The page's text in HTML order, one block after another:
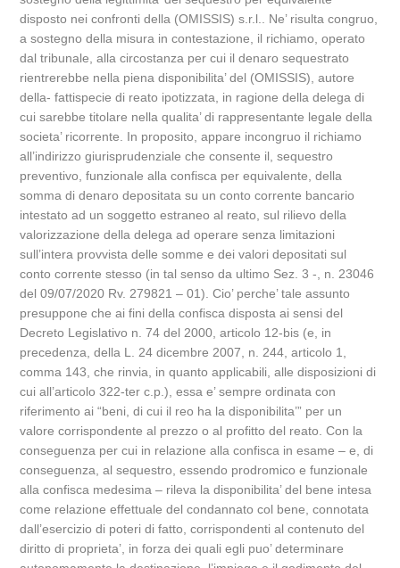
disposto nei confronti della (OMISSIS) s.r.l.. Ne’ risulta congruo,
a sostegno della misura in contestazione, il richiamo, operato
dal tribunale, alla circostanza per cui il denaro sequestrato
rientrerebbe nella piena disponibilita’ del (OMISSIS), autore
della- fattispecie di reato ipotizzata, in ragione della delega di
cui sarebbe titolare nella qualita’ di rappresentante legale della
societa’ ricorrente. In proposito, appare incongruo il richiamo
all’indirizzo giurisprudenziale che consente il, sequestro
preventivo, funzionale alla confisca per equivalente, della
somma di denaro depositata su un conto corrente bancario
intestato ad un soggetto estraneo al reato, sul rilievo della
valorizzazione della delega ad operare senza limitazioni
sull’intera provvista delle somme e dei valori depositati sul
conto corrente stesso (in tal senso da ultimo Sez. 3 -, n. 23046
del 09/07/2020 Rv. 279821 – 01). Cio’ perche’ tale assunto
presuppone che ai fini della confisca disposta ai sensi del
Decreto Legislativo n. 74 del 2000, articolo 12-bis (e, in
precedenza, della L. 24 dicembre 2007, n. 244, articolo 1,
comma 143, che rinvia, in quanto applicabili, alle disposizioni di
cui all’articolo 322-ter c.p.), essa e’ sempre ordinata con
riferimento ai “beni, di cui il reo ha la disponibilita’” per un
valore corrispondente al prezzo o al profitto del reato. Con la
conseguenza per cui in relazione alla confisca in esame – e, di
conseguenza, al sequestro, essendo prodromico e funzionale
alla confisca medesima – rileva la disponibilita’ del bene intesa
come relazione effettuale del condannato col bene, connotata
dall’esercizio di poteri di fatto, corrispondenti al contenuto del
diritto di proprieta’, in forza dei quali egli puo’ determinare